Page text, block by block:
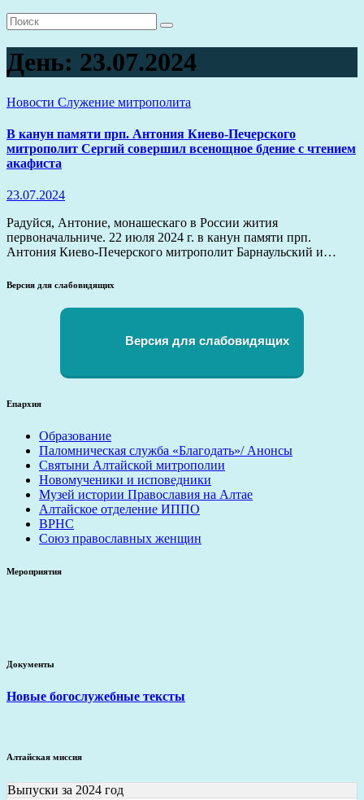
День: 23.07.2024
Новости Служение митрополита
В канун памяти прп. Антония Киево-Печерского
митрополит Сергий совершил всенощное бдение с чтением
акафиста
23.07.2024
Радуйся, Антоние, монашескаго в России жития
первоначальниче. 22 июля 2024 г. в канун памяти прп.
Антония Киево-Печерского митрополит Барнаульский и…
Версия для слабовидящих
Версия для слабовидящих
Епархия
Образование
Паломническая служба «Благодать»/ Анонсы
Святыни Алтайской митрополии
Новомученики и исповедники
Музей истории Православия на Алтае
Алтайское отделение ИППО
ВРНС
Союз православных женщин
Мероприятия
Документы
Новые богослужебные тексты
Алтайская миссия
Выпуски за 2024 год